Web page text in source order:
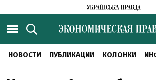
НОВОСТИ ПУБЛИКАЦИИ КОЛОНКИ